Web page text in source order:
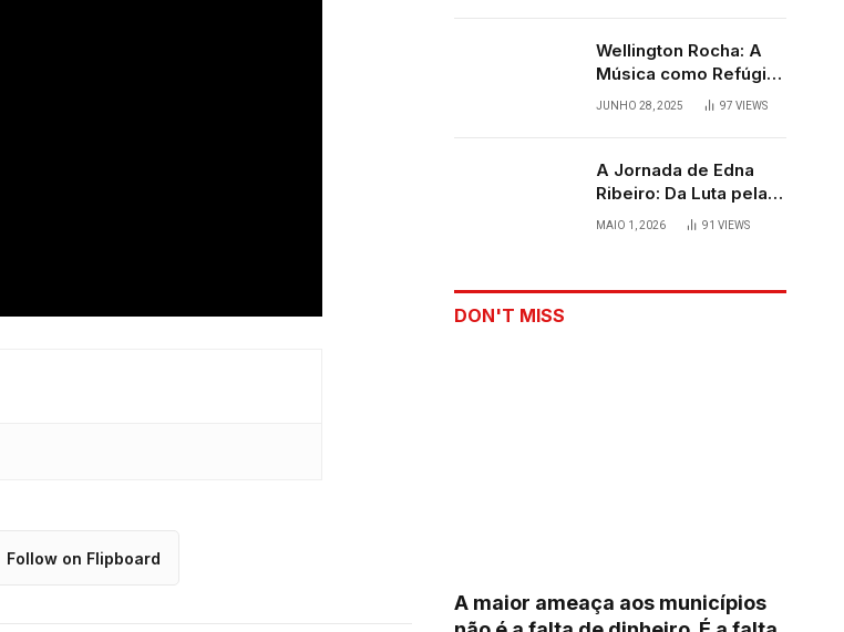
Follow on Flipboard
Wellington Rocha: A
Música como Refúgio
e Alegria em
JUNHO 28, 2025 97 VIEWS
A Jornada de Edna
Ribeiro: Da Luta pela
Sobrevivência ao
MAIO 1, 2026 91 VIEWS
DON'T MISS
A maior ameaça aos municípios